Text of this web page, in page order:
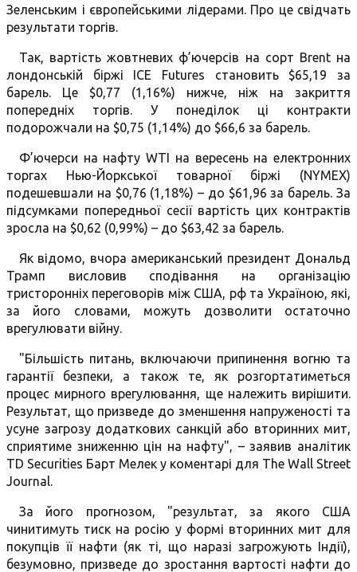
Зеленським і європейськими лідерами. Про це свідчать
результати торгів.
Так, вартість жовтневих ф’ючерсів на сорт Brent на
лондонській біржі ICE Futures становить $65,19 за
барель. Це $0,77 (1,16%) нижче, ніж на закриття
попередніх торгів. У понеділок ці контракти
подорожчали на $0,75 (1,14%) до $66,6 за барель.
Ф’ючерси на нафту WTI на вересень на електронних
торгах Нью-Йоркської товарної біржі (NYMEX)
подешевшали на $0,76 (1,18%) – до $61,96 за барель. За
підсумками попередньої сесії вартість цих контрактів
зросла на $0,62 (0,99%) – до $63,42 за барель.
Як відомо, вчора американський президент Дональд
Трамп висловив сподівання на організацію
тристоронніх переговорів між США, рф та Україною, які,
за його словами, можуть дозволити остаточно
врегулювати війну.
"Більшість питань, включаючи припинення вогню та
гарантії безпеки, а також те, як розгортатиметься
процес мирного врегулювання, ще належить вирішити.
Результат, що призведе до зменшення напруженості та
усуне загрозу додаткових санкцій або вторинних мит,
сприятиме зниженню цін на нафту", – заявив аналітик
TD Securities Барт Мелек у коментарі для The Wall Street
Journal.
За його прогнозом, "результат, за якого США
чинитимуть тиск на росію у формі вторинних мит для
покупців її нафти (як ті, що наразі загрожують Індії),
безумовно, призведе до зростання вартості нафти до